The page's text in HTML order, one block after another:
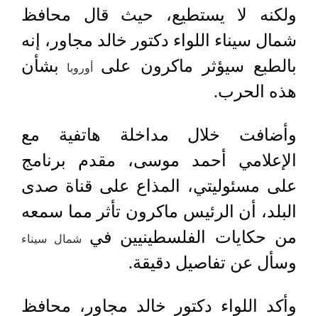
ولكنه لا يستطيع، حيث قال محافظ
شمال سيناء اللواء دكتور خالد مجاور، إنه
بالطبع سيؤثر ماكرون على أوروبا
بشأن
هذه الحرب.
وأضافت خلال مداخلة هاتفية مع
الإعلامي أحمد موسى، مقدم برنامج
على مسئوليتي، المذاع على قناة صدى
البلد، أن الرئيس ماكرون تأثر مما سمعه
من حكايات الفلسطينيين في شمال سيناء
وسأل عن تفاصيل دقيقة.
وأكد اللواء دكتور خالد مجاور، محافظ